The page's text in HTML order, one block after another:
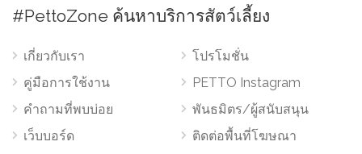
#PettoZone ค้นหาบริการสัตว์เลี้ยง
เกี่ยวกับเรา
คู่มือการใช้งาน
คำถามที่พบบ่อย
เว็บบอร์ด
โปรโมชั่น
PETTO Instagram
พันธมิตร/ผู้สนับสนุน
ติดต่อพื้นที่โฆษณา